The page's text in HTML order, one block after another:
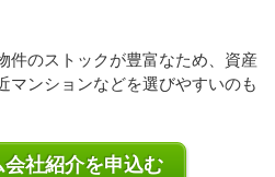
件のストックが豊富なため、資産
マンションなどを選びやすいのも
会社紹介を申込む